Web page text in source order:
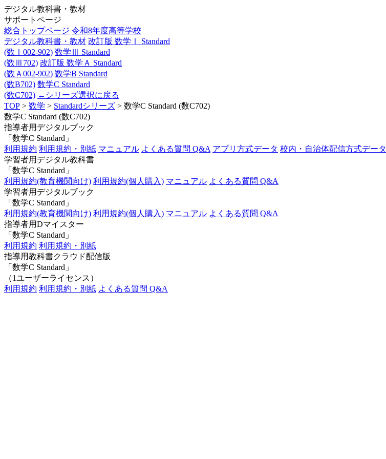
デジタル教科書・教材
サポートページ
総合トップページ 令和8年度高等学校
デジタル教科書・教材 改訂版 数学Ⅰ Standard
(数Ⅰ002-902) 数学Ⅲ Standard
(数Ⅲ702) 改訂版 数学Ａ Standard
(数Ａ002-902) 数学B Standard
(数B702) 数学C Standard
(数C702) ←シリーズ選択に戻る
TOP > 数学 > Standardシリーズ > 数学C Standard (数C702)
数学C Standard (数C702)
指導者用デジタルブック
「数学C Standard」
利用規約 利用規約・別紙 マニュアル よくある質問 Q&A アプリ方式データ 校内・自治体配信方式データ
学習者用デジタル教科書
「数学C Standard」
利用規約(教育機関向け) 利用規約(個人購入) マニュアル よくある質問 Q&A
学習者用デジタルブック
「数学C Standard」
利用規約(教育機関向け) 利用規約(個人購入) マニュアル よくある質問 Q&A
指導者用Dマイスター
「数学C Standard」
利用規約 利用規約・別紙
指導用教科書クラウド配信版
「数学C Standard」
（1ユーザーライセンス）
利用規約 利用規約・別紙 よくある質問 Q&A